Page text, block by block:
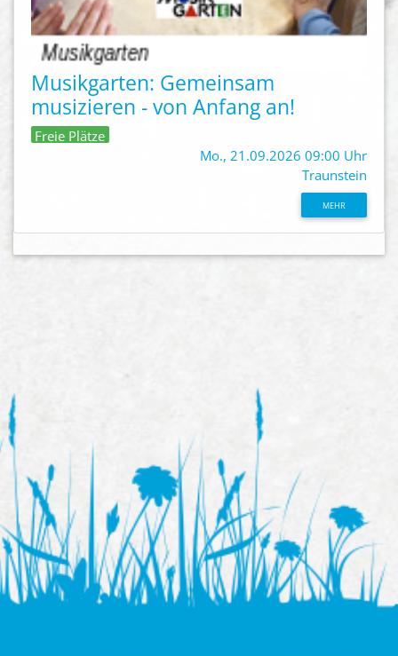
Musikgarten: Gemeinsam
musizieren - von Anfang an!
Freie Plätze
Mo., 21.09.2026 09:00 Uhr
Traunstein
MEHR